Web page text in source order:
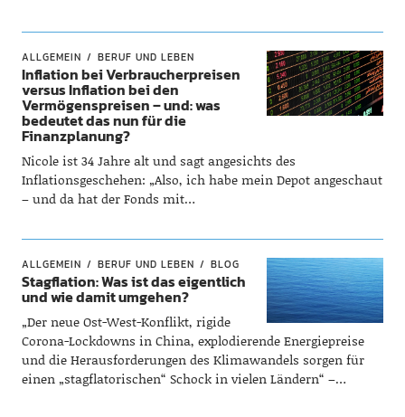
ALLGEMEIN BERUF UND LEBEN
Inflation bei Verbraucherpreisen
versus Inflation bei den
Vermögenspreisen – und: was
bedeutet das nun für die
Finanzplanung?
Nicole ist 34 Jahre alt und sagt angesichts des
Inflationsgeschehen: „Also, ich habe mein Depot angeschaut
– und da hat der Fonds mit…
ALLGEMEIN BERUF UND LEBEN BLOG
Stagflation: Was ist das eigentlich
und wie damit umgehen?
„Der neue Ost-West-Konflikt, rigide
Corona-Lockdowns in China, explodierende Energiepreise
und die Herausforderungen des Klimawandels sorgen für
einen „stagflatorischen“ Schock in vielen Ländern“ –…